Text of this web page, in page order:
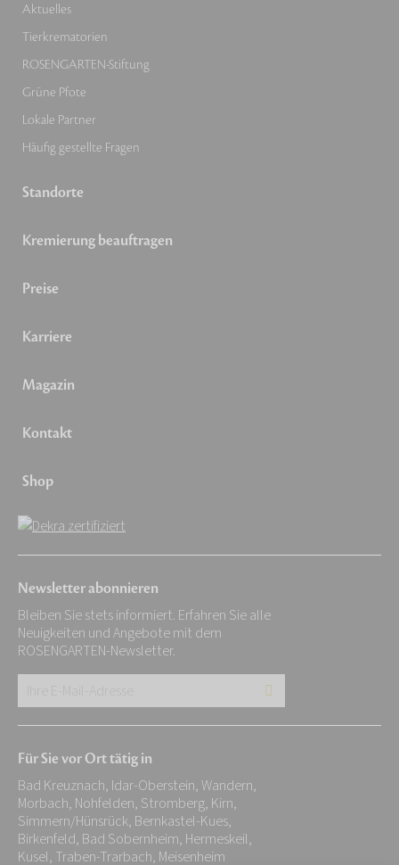
Aktuelles
Tierkrematorien
ROSENGARTEN-Stiftung
Grüne Pfote
Lokale Partner
Häufig gestellte Fragen
Standorte
Kremierung beauftragen
Preise
Karriere
Magazin
Kontakt
Shop
Newsletter abonnieren
Bleiben Sie stets informiert. Erfahren Sie alle
Neuigkeiten und Angebote mit dem
ROSENGARTEN-Newsletter.
Adresse:
*
Für Sie vor Ort tätig in
Bad Kreuznach, Idar-Oberstein, Wandern,
Morbach, Nohfelden, Stromberg, Kirn,
Simmern/Hünsrück, Bernkastel-Kues,
Birkenfeld, Bad Sobernheim, Hermeskeil,
Kusel, Traben-Trarbach, Meisenheim